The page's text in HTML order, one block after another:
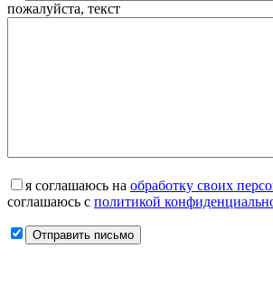
пожалуйста, текст
я соглашаюсь на обработку своих
соглашаюсь с политикой